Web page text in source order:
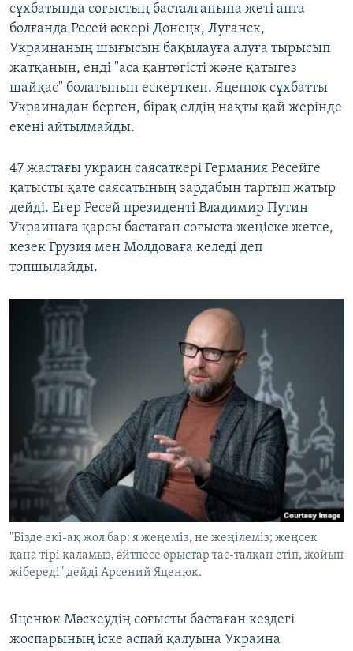
сұхбатында соғыстың басталғанына жеті апта
болғанда Ресей әскері Донецк, Луганск,
Украинаның шығысын бақылауға алуға тырысып
жатқанын, енді "аса қантөгісті және қатыгез
шайқас" болатынын ескерткен. Яценюк сұхбатты
Украинадан берген, бірақ елдің нақты қай жерінде
екені айтылмайды.
47 жастағы украин саясаткері Германия Ресейге
қатысты қате саясатының зардабын тартып жатыр
дейді. Егер Ресей президенті Владимир Путин
Украинаға қарсы бастаған соғыста жеңіске жетсе,
кезек Грузия мен Молдоваға келеді деп
топшылайды.
"Бізде екі-ақ жол бар: я жеңеміз, не жеңілеміз; жеңсек
қана тірі қаламыз, әйтпесе орыстар тас-талқан етіп, жойып
жібереді" дейді Арсений Яценюк.
Яценюк Мәскеудің соғысты бастаған кездегі
жоспарының іске аспай қалуына Украина